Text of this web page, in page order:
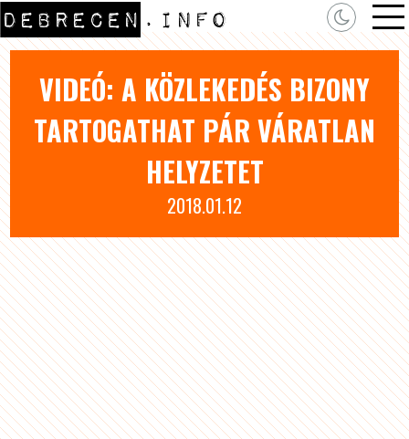
VIDEÓ: A KÖZLEKEDÉS BIZONY
TARTOGATHAT PÁR VÁRATLAN
HELYZETET
2018.01.12